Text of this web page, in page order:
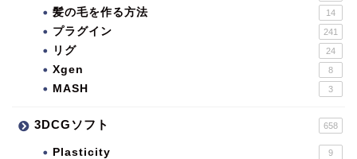
髪の毛を作る方法 14
プラグイン 241
リグ 24
Xgen 8
MASH 3
3DCGソフト 658
Plasticity 9